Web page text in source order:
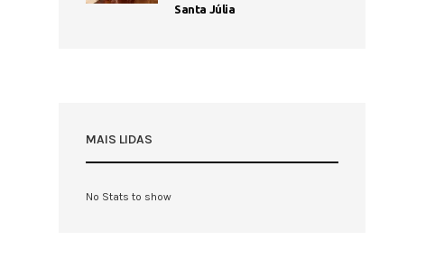
Santa Júlia
MAIS LIDAS
No Stats to show